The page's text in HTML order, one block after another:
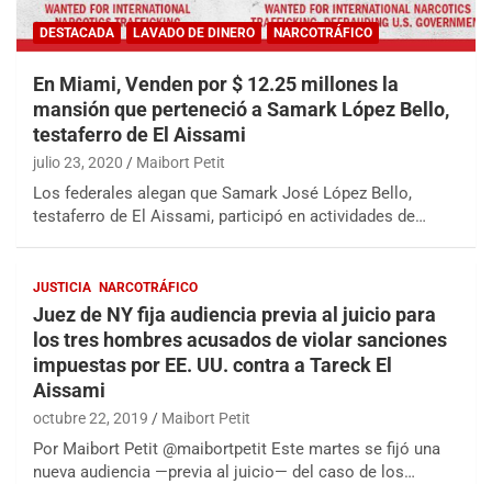
DESTACADA LAVADO DE DINERO NARCOTRÁFICO
En Miami, Venden por $ 12.25 millones la
mansión que perteneció a Samark López Bello,
testaferro de El Aissami
julio 23, 2020 Maibort Petit
Los federales alegan que Samark José López Bello,
testaferro de El Aissami, participó en actividades de…
JUSTICIA NARCOTRÁFICO
Juez de NY fija audiencia previa al juicio para
los tres hombres acusados de violar sanciones
impuestas por EE. UU. contra a Tareck El
Aissami
octubre 22, 2019 Maibort Petit
Por Maibort Petit @maibortpetit Este martes se fijó una
nueva audiencia —previa al juicio— del caso de los…